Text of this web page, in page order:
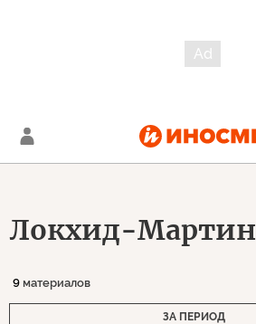
Локхид-Мартин
9 материалов
ЗА ПЕРИОД